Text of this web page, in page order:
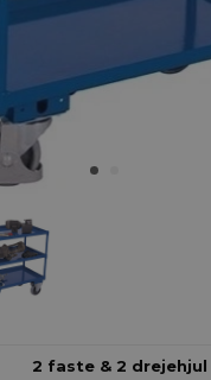
2 faste & 2 drejehjul